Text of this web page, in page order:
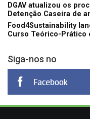
DGAV atualizou os
Detenção Caseira de
Food4Sustainability
Curso Teórico-Prático
Siga-nos no